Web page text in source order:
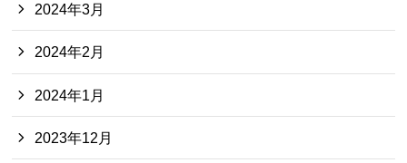
2024年3月
2024年2月
2024年1月
2023年12月